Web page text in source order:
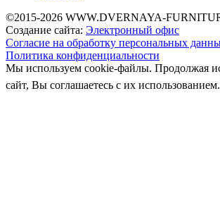
©2015-2026 WWW.DVERNAYA-
Создание сайта: Электронный офис
Согласие на обработку персональных
Политика конфиденциальности
Мы используем cookie-файлы. Продолжая
сайт, Вы соглашаетесь с их использованием.